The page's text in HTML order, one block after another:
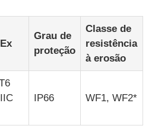
explosão
prova de explosão
Grau de
proteção
Classe de
resistência
à erosão
IP66 WF1, WF2*